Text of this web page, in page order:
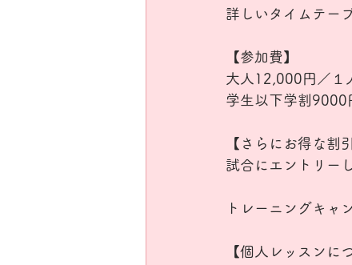
詳しいタイムテー
【参加費】
大人12,000円／１
学生以下学割9000
【さらにお得な割引
試合にエントリー
トレーニングキャ
【個人レッスンに